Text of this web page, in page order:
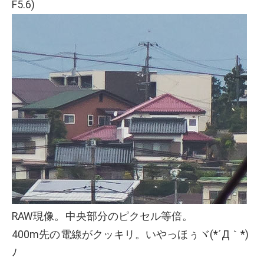
F5.6)
RAW現像。中央部分のピクセル等倍。
400m先の電線がクッキリ。いやっほぅヾ(*´Д｀*)
ﾉ